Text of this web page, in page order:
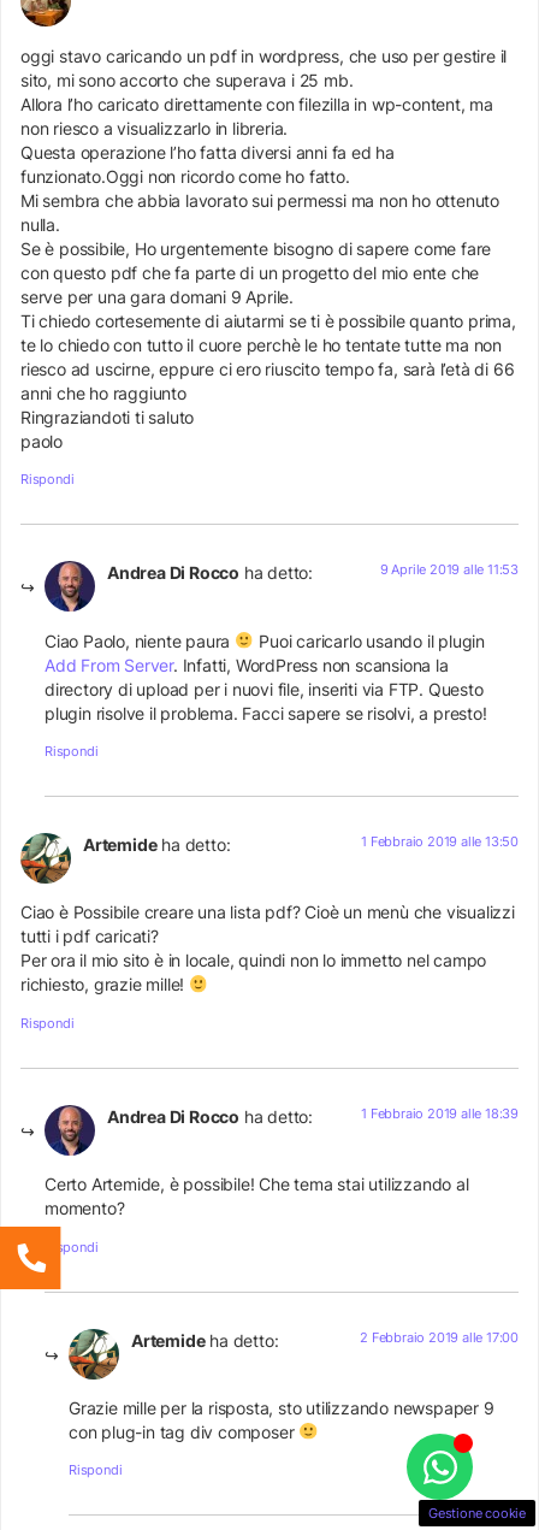
oggi stavo caricando un pdf in wordpress, che uso per gestire il
sito, mi sono accorto che superava i 25 mb.
Allora l’ho caricato direttamente con filezilla in wp-content, ma
non riesco a visualizzarlo in libreria.
Questa operazione l’ho fatta diversi anni fa ed ha
funzionato.Oggi non ricordo come ho fatto.
Mi sembra che abbia lavorato sui permessi ma non ho ottenuto
nulla.
Se è possibile, Ho urgentemente bisogno di sapere come fare
con questo pdf che fa parte di un progetto del mio ente che
serve per una gara domani 9 Aprile.
Ti chiedo cortesemente di aiutarmi se ti è possibile quanto prima,
te lo chiedo con tutto il cuore perchè le ho tentate tutte ma non
riesco ad uscirne, eppure ci ero riuscito tempo fa, sarà l’età di 66
anni che ho raggiunto
Ringraziandoti ti saluto
paolo
Rispondi
Andrea Di Rocco ha detto: 9 Aprile 2019 alle 11:53
Ciao Paolo, niente paura
Puoi caricarlo usando il plugin
Add From Server. Infatti, WordPress non scansiona la
directory di upload per i nuovi file, inseriti via FTP. Questo
plugin risolve il problema. Facci sapere se risolvi, a presto!
Rispondi
Artemide ha detto: 1 Febbraio 2019 alle 13:50
Ciao è Possibile creare una lista pdf? Cioè un menù che visualizzi
tutti i pdf caricati?
Per ora il mio sito è in locale, quindi non lo immetto nel campo
richiesto, grazie mille!
Rispondi
Andrea Di Rocco ha detto: 1 Febbraio 2019 alle 18:39
Certo Artemide, è possibile! Che tema stai utilizzando al
momento?
Rispondi
Artemide ha detto: 2 Febbraio 2019 alle 17:00
Grazie mille per la risposta, sto utilizzando newspaper 9
con plug-in tag div composer
Rispondi
Gestione cookie